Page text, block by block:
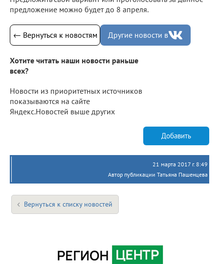
предложение можно будет до 8 апреля.
← Вернуться к новостям Другие новости в
Хотите читать наши новости раньше
всех?
Новости из приоритетных источников
показываются на сайте
Яндекс.Новостей выше других
Добавить
21 марта 2017 г. 8:49
Автор публикации Татьяна Пашенцева
Вернуться к списку новостей